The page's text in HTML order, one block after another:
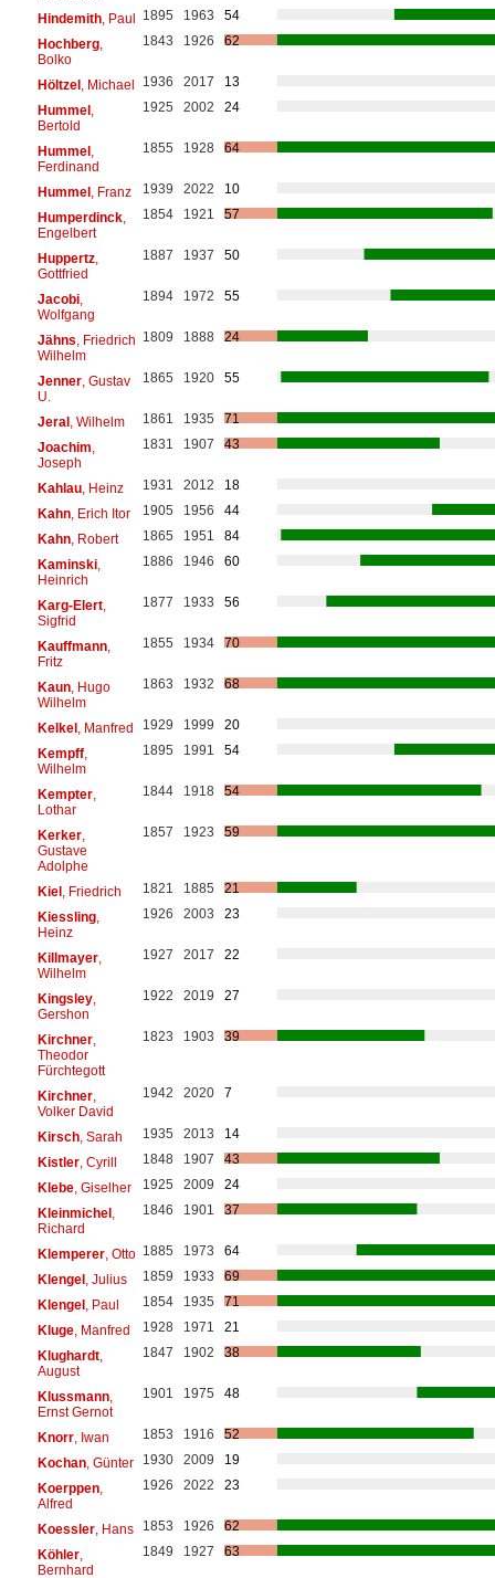
Hindemith, Paul 1895 1963
54
Hochberg,
Bolko
1843 1926 62
Höltzel, Michael 1936 2017
13
Hummel,
Bertold
1925 2002 24
Hummel,
Ferdinand
1855 1928 64
Hummel, Franz 1939 2022
10
Humperdinck,
Engelbert
1854 1921 57
Huppertz,
Gottfried
1887 1937 50
Jacobi,
Wolfgang
1894 1972 55
Jähns, Friedrich
Wilhelm
1809 1888 24
Jenner, Gustav
U.
1865 1920 55
Jeral, Wilhelm 1861 1935
71
Joachim,
Joseph
1831 1907 43
Kahlau, Heinz 1931 2012
18
Kahn, Erich Itor 1905 1956
44
Kahn, Robert 1865 1951
84
Kaminski,
Heinrich
1886 1946 60
Karg-Elert,
Sigfrid
1877 1933 56
Kauffmann,
Fritz
1855 1934 70
Kaun, Hugo
Wilhelm
1863 1932 68
Kelkel, Manfred 1929 1999
20
Kempff,
Wilhelm
1895 1991 54
Kempter,
Lothar
1844 1918 54
Kerker,
Gustave
Adolphe
1857 1923 59
Kiel, Friedrich 1821 1885
21
Kiessling,
Heinz
1926 2003 23
Killmayer,
Wilhelm
1927 2017 22
Kingsley,
Gershon
1922 2019 27
Kirchner,
Theodor
Fürchtegott
1823 1903 39
Kirchner,
Volker David
1942 2020 7
Kirsch, Sarah 1935 2013
14
Kistler, Cyrill 1848 1907
43
Klebe, Giselher 1925 2009
24
Kleinmichel,
Richard
1846 1901 37
Klemperer, Otto 1885 1973
64
Klengel, Julius 1859 1933
69
Klengel, Paul 1854 1935
71
Kluge, Manfred 1928 1971
21
Klughardt,
August
1847 1902 38
Klussmann,
Ernst Gernot
1901 1975 48
Knorr, Iwan 1853 1916
52
Kochan, Günter 1930 2009
19
Koerppen,
Alfred
1926 2022 23
Koessler, Hans 1853 1926
62
Köhler,
Bernhard
1849 1927 63